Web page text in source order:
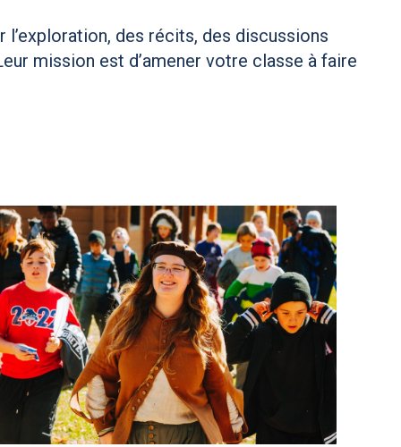
des récits, des discussions
mission est d’amener votre classe à faire